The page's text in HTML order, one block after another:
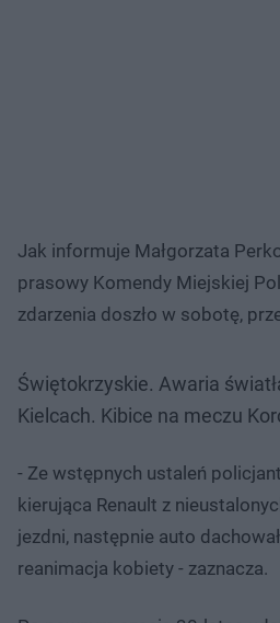
Jak informuje Małgorzata
prasowy Komendy Miejskiej
zdarzenia doszło w sobotę,
Świętokrzyskie. Awaria
Kielcach. Kibice na meczu
- Ze wstępnych ustaleń
kierująca Renault z
jezdni, następnie auto
reanimacja kobiety - zaznacza.